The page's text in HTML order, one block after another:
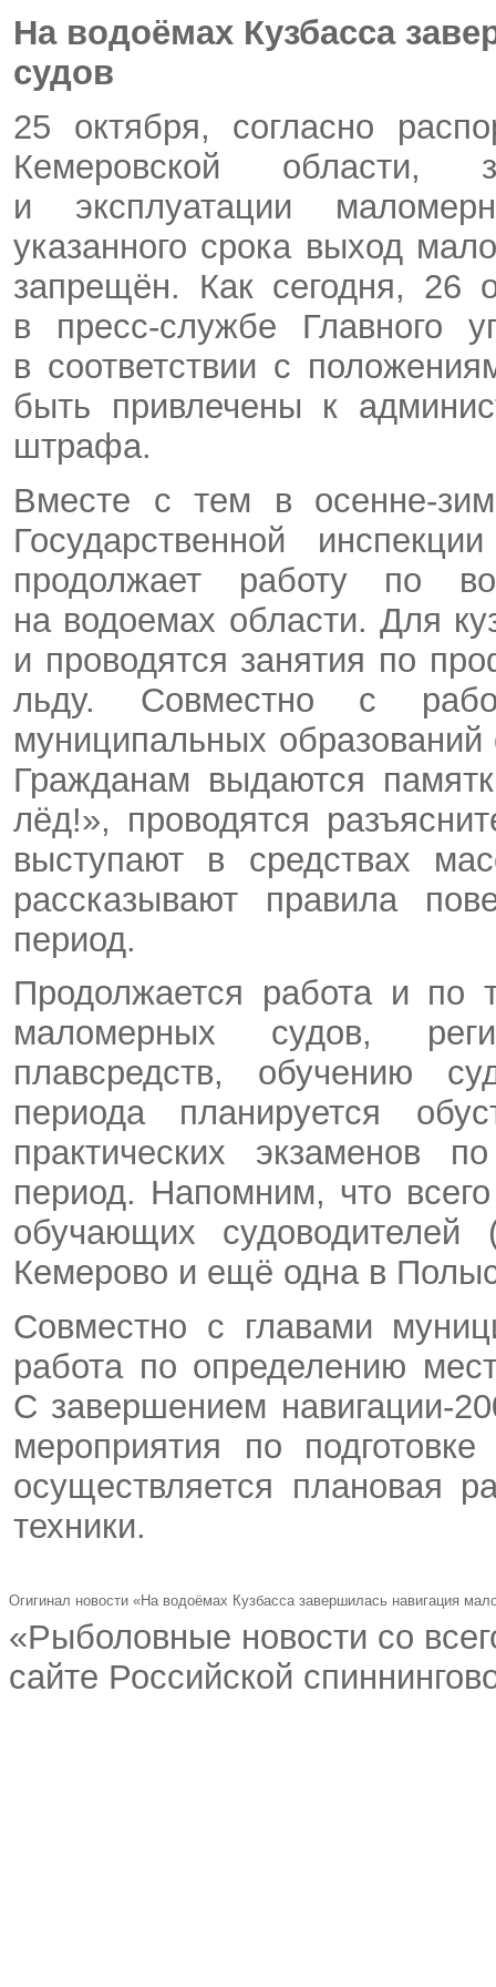
На водоёмах Кузбасса
судов
25 октября, согласно
Кемеровской области,
и эксплуатации
указанного срока выход
запрещён. Как сегодня, 26
в пресс-службе Главного
в соответствии с
быть привлечены к
штрафа.
Вместе с тем в осенне-
Государственной
продолжает работу по
на водоемах области. Для
и проводятся занятия по
льду. Совместно с
муниципальных образований
Гражданам выдаются
лёд!», проводятся
выступают в средствах
рассказывают правила
период.
Продолжается работа и по
маломерных судов,
плавсредств, обучению
периода планируется
практических экзаменов
период. Напомним, что
обучающих
Кемерово и ещё одна в
Совместно с главами
работа по определению
С завершением навигации-
мероприятия по
осуществляется плановая
техники.
Огигинал новости «На водоёмах Кузбасса завершилась навигация
«Рыболовные новости со
сайте Российской